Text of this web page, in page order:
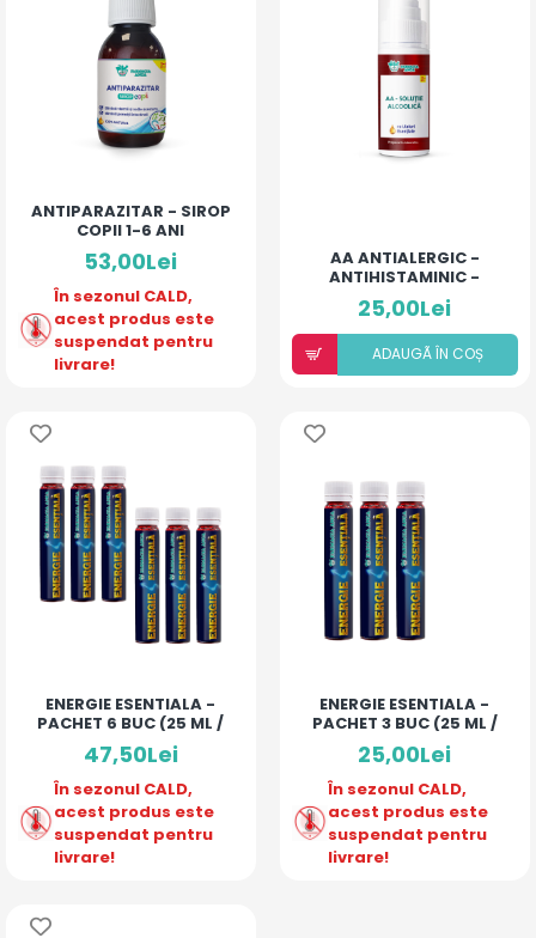
ANTIPARAZITAR - SIROP
COPII 1-6 ANI
53,00Lei
În sezonul CALD,
acest produs este
suspendat pentru
livrare!
AA ANTIALERGIC -
ANTIHISTAMINIC -
SOLUȚIE ALCOOLICĂ CU
10% ULEIURI ESENȚIALE
25,00Lei
ADAUGÃ ÎN COȘ
ENERGIE ESENTIALA -
PACHET 6 BUC (25 ML /
MONODOZA)
47,50Lei
În sezonul CALD,
acest produs este
suspendat pentru
livrare!
ENERGIE ESENTIALA -
PACHET 3 BUC (25 ML /
MONODOZA)
25,00Lei
În sezonul CALD,
acest produs este
suspendat pentru
livrare!